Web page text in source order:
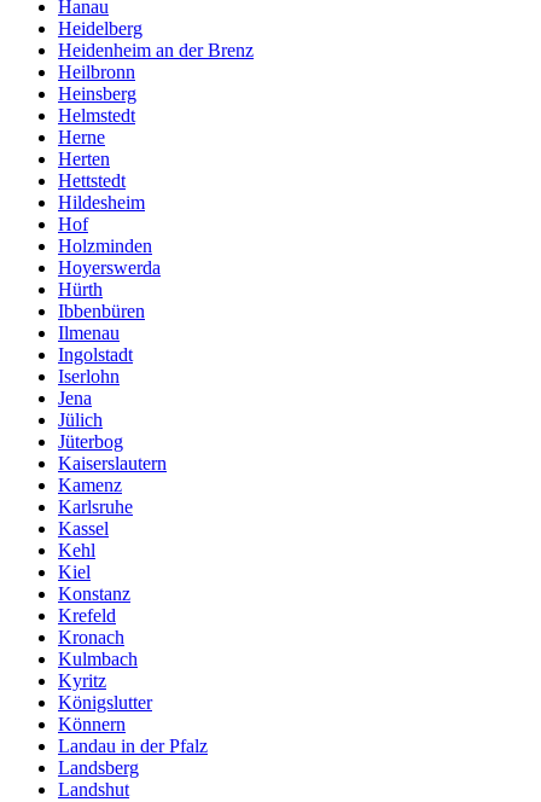
Hanau
Heidelberg
Heidenheim an der Brenz
Heilbronn
Heinsberg
Helmstedt
Herne
Herten
Hettstedt
Hildesheim
Hof
Holzminden
Hoyerswerda
Hürth
Ibbenbüren
Ilmenau
Ingolstadt
Iserlohn
Jena
Jülich
Jüterbog
Kaiserslautern
Kamenz
Karlsruhe
Kassel
Kehl
Kiel
Konstanz
Krefeld
Kronach
Kulmbach
Kyritz
Königslutter
Könnern
Landau in der Pfalz
Landsberg
Landshut